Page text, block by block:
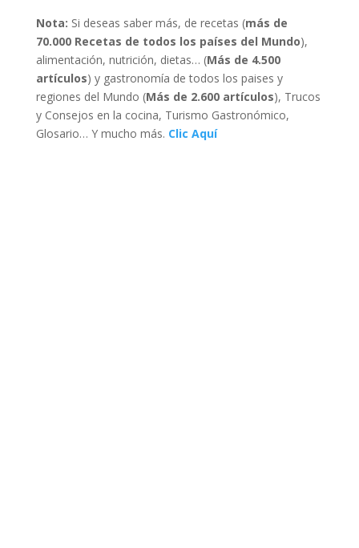
Nota: Si deseas saber más, de recetas (más de
70.000 Recetas de todos los países del Mundo),
alimentación, nutrición, dietas… (Más de 4.500
artículos) y gastronomía de todos los paises y
regiones del Mundo (Más de 2.600 artículos), Trucos
y Consejos en la cocina, Turismo Gastronómico,
Glosario… Y mucho más. Clic Aquí